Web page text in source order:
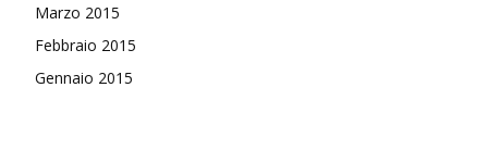
Marzo 2015
Febbraio 2015
Gennaio 2015